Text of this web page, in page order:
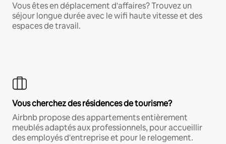
Vous êtes en déplacement d'affaires? Trouvez un
séjour longue durée avec le wifi haute vitesse et des
espaces de travail.
Vous cherchez des résidences de tourisme?
Airbnb propose des appartements entièrement
meublés adaptés aux professionnels, pour accueillir
des employés d'entreprise et pour le relogement.